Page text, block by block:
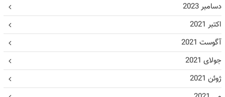
دسامبر 2023
اکتبر 2021
آگوست 2021
جولای 2021
ژوئن 2021